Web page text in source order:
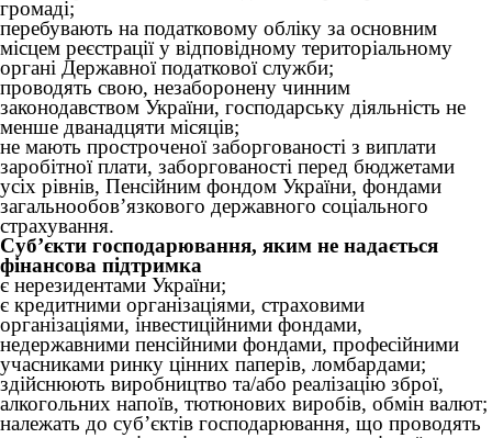
громаді;
перебувають на податковому обліку за основним
місцем реєстрації у відповідному територіальному
органі Державної податкової служби;
проводять свою, незаборонену чинним
законодавством України, господарську діяльність не
менше дванадцяти місяців;
не мають простроченої заборгованості з виплати
заробітної плати, заборгованості перед бюджетами
усіх рівнів, Пенсійним фондом України, фондами
загальнообов’язкового державного соціального
страхування.
Суб’єкти господарювання, яким не надається
фінансова підтримка
є нерезидентами України;
є кредитними організаціями, страховими
організаціями, інвестиційними фондами,
недержавними пенсійними фондами, професійними
учасниками ринку цінних паперів, ломбардами;
здійснюють виробництво та/або реалізацію зброї,
алкогольних напоїв, тютюнових виробів, обмін валют;
належать до суб’єктів господарювання, що проводять